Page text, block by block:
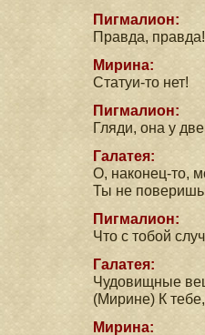
Пигмалион:
Правда, правда!
Мирина:
Статуи-то нет!
Пигмалион:
Гляди, она у
Галатея:
О, наконец-то,
Ты не
Пигмалион:
Что с тобой
Галатея:
Чудовищные
(Мирине) К
Мирина: